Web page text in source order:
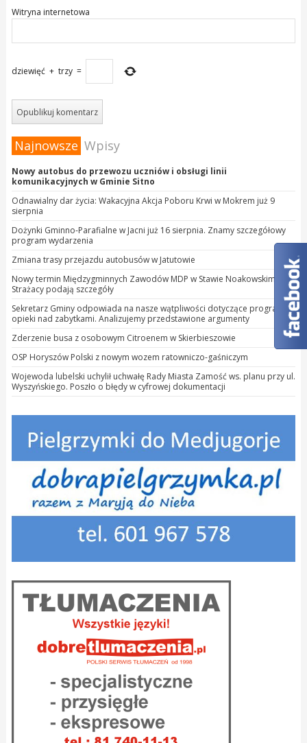
Witryna internetowa
dziewięć + trzy =
Najnowsze Wpisy
Nowy autobus do przewozu uczniów i obsługi linii
komunikacyjnych w Gminie Sitno
Odnawialny dar życia: Wakacyjna Akcja Poboru Krwi w Mokrem już 9
sierpnia
Dożynki Gminno-Parafialne w Jacni już 16 sierpnia. Znamy szczegółowy
program wydarzenia
Zmiana trasy przejazdu autobusów w Jatutowie
Nowy termin Międzygminnych Zawodów MDP w Stawie Noakowskim.
Strażacy podają szczegóły
Sekretarz Gminy odpowiada na nasze wątpliwości dotyczące programu
opieki nad zabytkami. Analizujemy przedstawione argumenty
Zderzenie busa z osobowym Citroenem w Skierbieszowie
OSP Horyszów Polski z nowym wozem ratowniczo-gaśniczym
Wojewoda lubelski uchylił uchwałę Rady Miasta Zamość ws. planu przy ul.
Wyszyńskiego. Poszło o błędy w cyfrowej dokumentacji